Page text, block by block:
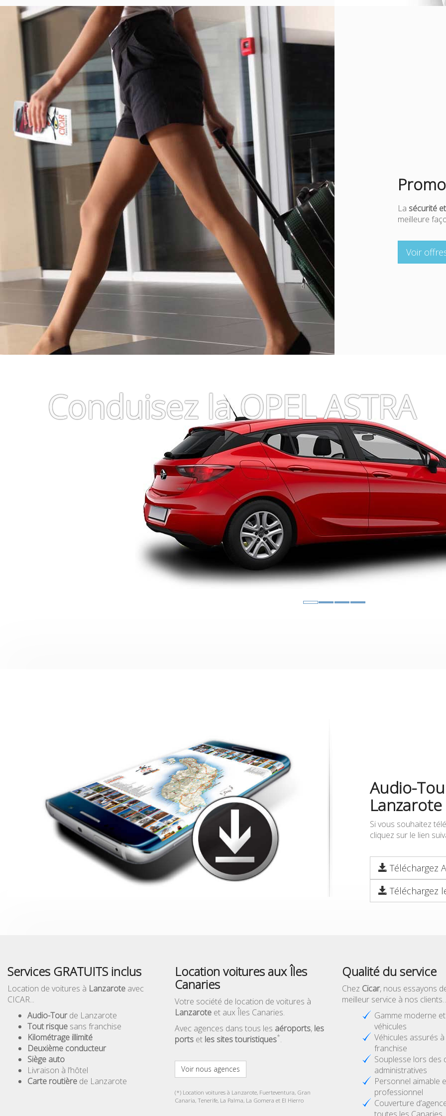
La sécurité
meilleure
Voir
Fiat 500 C
Audio-
Lanzarote
Si vous souhaitez
cliquez sur le lien
Téléchargez
Téléchargez
Services GRATUITS inclus
Location de voitures à Lanzarote avec
CICAR...
Audio-Tourde Lanzarote
Tout risque sans franchise
Kilométrage illimité
Deuxième conducteur
Siège auto
Livraison à l’hôtel
Carte routière de Lanzarote
Location voitures aux Îles
Canaries
Votre société de location de voitures à
Lanzarote et aux Îles Canaries.
Avec agences dans tous les aéroports, les
ports et les sites touristiques*.
Voir nous agences
(*) Location voitures à Lanzarote, Fuerteventura, Gran
Canaria, Tenerife, La Palma, La Gomera et El Hierro
Qualité du service
Chez Cicar, nous essayons
meilleur service à nos
Gamme moderne
véhicules
Véhicules assurés
franchise
Souplesse lors des
administratives
Personnel aimable
professionnel
Couverture